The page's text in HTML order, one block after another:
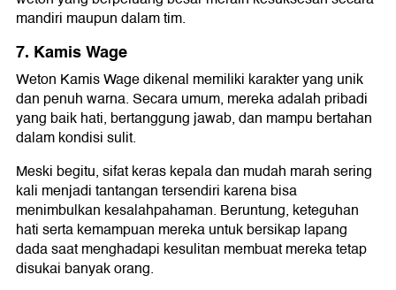
mandiri maupun dalam tim.
7. Kamis Wage
Weton Kamis Wage dikenal memiliki karakter yang unik
dan penuh warna. Secara umum, mereka adalah pribadi
yang baik hati, bertanggung jawab, dan mampu bertahan
dalam kondisi sulit.
Meski begitu, sifat keras kepala dan mudah marah sering
kali menjadi tantangan tersendiri karena bisa
menimbulkan kesalahpahaman. Beruntung, keteguhan
hati serta kemampuan mereka untuk bersikap lapang
dada saat menghadapi kesulitan membuat mereka tetap
disukai banyak orang.